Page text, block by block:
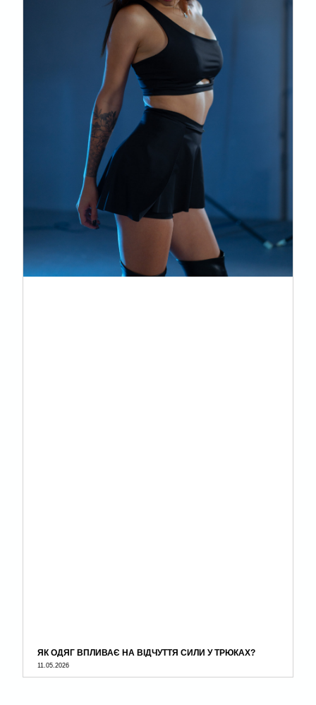
ЯК ОДЯГ ВПЛИВАЄ НА ВІДЧУТТЯ СИЛИ У ТРЮКАХ?
11.05.2026